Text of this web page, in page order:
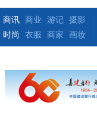
商讯 商业 游记 摄影
时尚
衣服 商家 画妆